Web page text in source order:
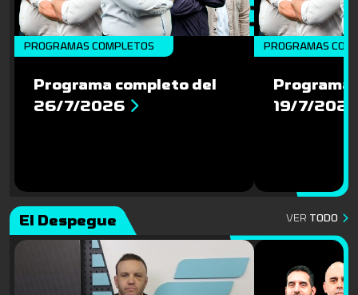
PROGRAMAS COMPLETOS
Programa completo del
26/7/2026
PROGRAMAS
Programa
19/7/
El Despegue VER TODO